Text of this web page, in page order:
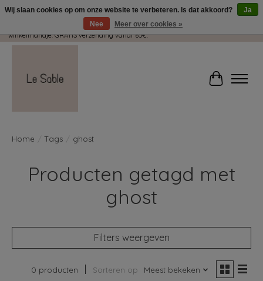
Wij pakken met plezier jouw kadootjes GRATIS in! Duid dit zeker aan in je
winkelmandje. GRATIS verzending vanaf 65€.
Home Tags ghost
Producten getagd met
ghost
Filters weergeven
0 producten Sorteren op Meest bekeken
Wij slaan cookies op om onze website te verbeteren. Is dat akkoord?
Ja
Nee
Meer over cookies »